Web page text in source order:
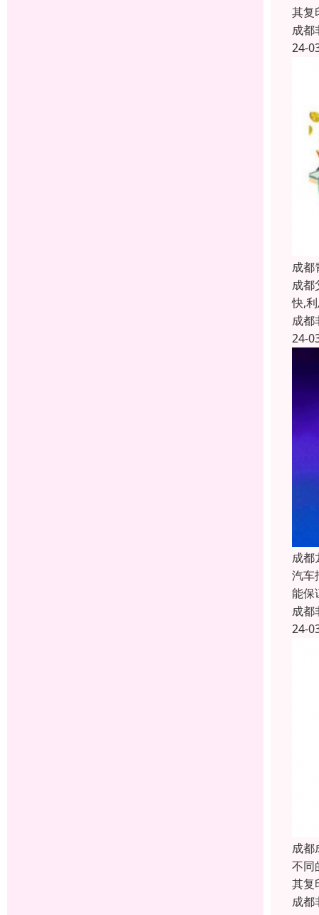
其复
成都
24-
成都
成都
快,
成都
24-
成都
汽车
能保
成都
24-
成都
不同
其复
成都